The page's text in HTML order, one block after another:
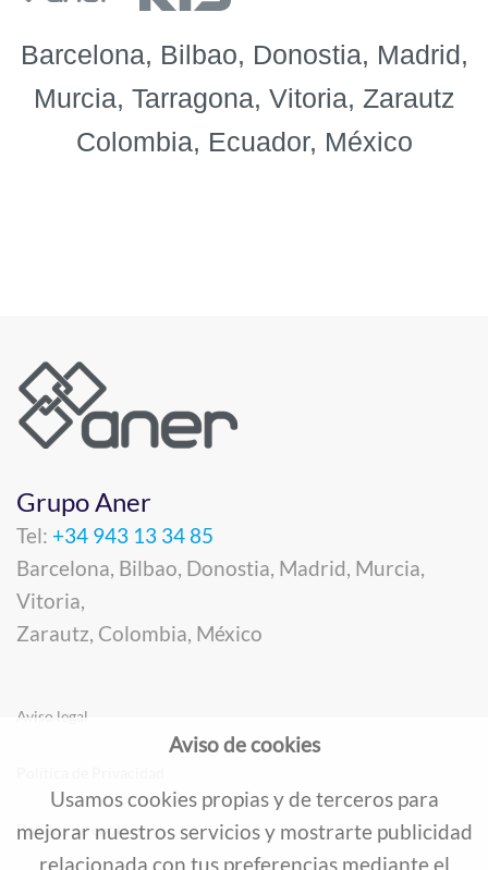
Barcelona, Bilbao, Donostia, Madrid,
Murcia, Tarragona, Vitoria, Zarautz
Colombia, Ecuador, México
Grupo Aner
Tel: +34 943 13 34 85
Barcelona, Bilbao, Donostia, Madrid, Murcia,
Vitoria,
Zarautz, Colombia, México
Aviso legal
Política de cookies
Aviso de cookies
Usamos cookies propias y de terceros para
mejorar nuestros servicios y mostrarte publicidad
relacionada con tus preferencias mediante el